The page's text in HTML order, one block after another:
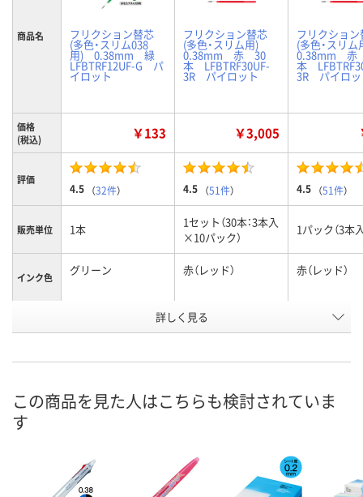
商品名 フリクション替芯
(多色・スリム038
用) 0.38mm 緑
LFBTRF12UF-G パ
イロット
フリクション替芯
(多色・スリム用)
0.38mm 赤 30
本 LFBTRF30UF-
3R パイロット
フリクション
(多色・スリ
0.38mm
本
3R パイロッ
価格
(税込)
￥133 ￥3,005
評価
4.5 （32件） 4.5 （51件） 4.5 （51件）
販売単位 1本
1セット（30本：3本入
×10パック）
1パック（3本
インク色 グリーン 赤（レッド） 赤（レッド）
1961019 8402021
8月10日（月）
詳しく見る
この商品を見た人はこちらも検討されていま
す